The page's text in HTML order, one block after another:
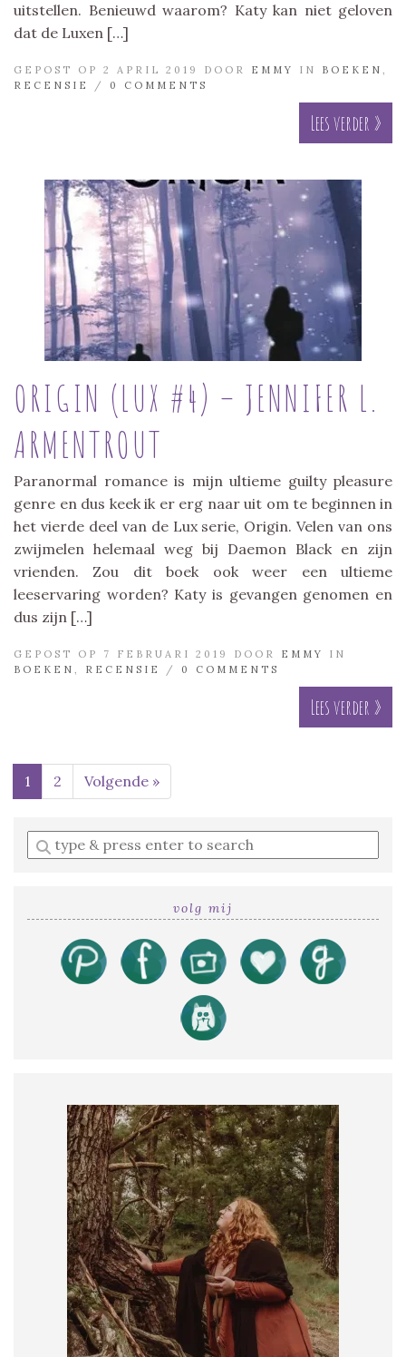
uitstellen. Benieuwd waarom? Katy kan niet geloven
dat de Luxen […]
GEPOST OP 2 APRIL 2019 DOOR EMMY IN BOEKEN
RECENSIE
/ 0 COMMENTS
Lees verder »
ORIGIN (LUX #4) – JENNIFER L.
ARMENTROUT
Paranormal romance is mijn ultieme guilty pleasure
genre en dus keek ik er erg naar uit om te beginnen in
het vierde deel van de Lux serie, Origin. Velen van ons
zwijmelen helemaal weg bij Daemon Black en zijn
vrienden. Zou dit boek ook weer een ultieme
leeservaring worden? Katy is gevangen genomen en
dus zijn […]
GEPOST OP 7 FEBRUARI 2019 DOOR EMMY
IN
BOEKEN
RECENSIE / 0 COMMENTS
Lees verder »
1 2 Volgende »
Enter
a
volg mij